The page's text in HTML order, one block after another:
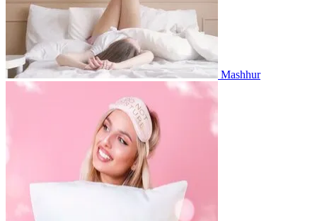
Mashhur